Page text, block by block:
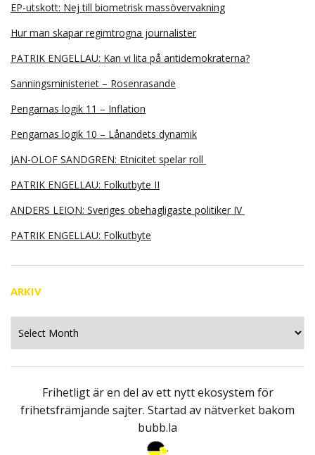
EP-utskott: Nej till biometrisk massövervakning
Hur man skapar regimtrogna journalister
PATRIK ENGELLAU: Kan vi lita på antidemokraterna?
Sanningsministeriet – Rosenrasande
Pengarnas logik 11 – Inflation
Pengarnas logik 10 – Lånandets dynamik
JAN-OLOF SANDGREN: Etnicitet spelar roll
PATRIK ENGELLAU: Folkutbyte II
ANDERS LEION: Sveriges obehagligaste politiker IV
PATRIK ENGELLAU: Folkutbyte
ARKIV
Frihetligt är en del av ett nytt ekosystem för
frihetsfrämjande sajter. Startad av nätverket bakom
bubb.la